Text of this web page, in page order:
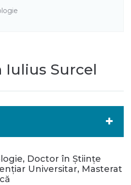
Iulius Surcel
Doctor în Ştiinţe
Universitar, Masterat